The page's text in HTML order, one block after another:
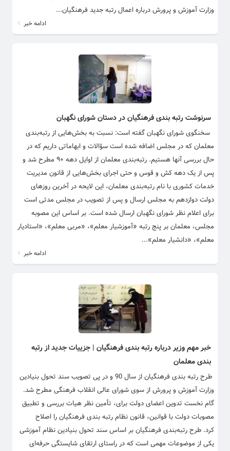
وزارت آموزش و پرورش درباره اعمال رتبه جدید فرهنگیان...
ادامه خبر
سرنوشت رتبه بندی فرهنگیان در دستان شورای نگهبان
سخنگوی شورای نگهبان گفته است: نسبت به بخش‌هایی از رتبه‌بندی
معلمان که در مجلس اضافه شده است سؤالات و ابهاماتی داریم که در
حال بررسی آنها هستیم. رتبه‌بندی معلمان از اوایل دهه ۹۰ مطرح شد و
پس از یک دهه کش و قوس و حتی اجرای بخش‌هایی از قانون مدیریت
خدمات کشوری با نام رتبه‌بندی معلمان، این لایحه در آخرین روزهای
دولت دوازدهم به مجلس ارسال و پس از تصویب در مجلس مدتی است
برای اعلام نظر شورای نگهبان ارسال شده است. بر اساس این مصوبه
مجلس، معلمان بر پنج رتبه «آموزشیار معلم»، «مربی معلم»، «استادیار
معلم»، «دانشیار معلم»...
ادامه خبر
خبر مهم وزیر درباره رتبه بندی فرهنگیان | جزییات جدید از رتبه
بندی معلمان
​ ​طرح رتبه بندی فرهنگیان از سال 90 و در پی تصویب سند تحول بنیادین
وزارت آموزش و پرورش از سوی شورای عالی انقلاب فرهنگی مطرح شد.
گام نخست تدوین اعضای دولت برای، تأمین نظر هیات بررسی و تطبیق
مصوبات دولت با قوانین، قانون نظام رتبه بندی فرهنگیان را اصلاح
کرد. طرح رتبه‌بندی فرهنگیان بر اساس سند تحول بنیادین نظام آموزشی
یکی از موضوعات مهمی است که در راستای ارتقای شایستگی حرفه‌ای